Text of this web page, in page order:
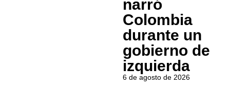
narró
Colombia
durante un
gobierno de
izquierda
6 de agosto de 2026